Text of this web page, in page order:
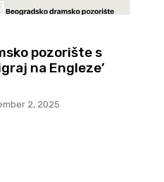
pozorište s
na Engleze’
2, 2025